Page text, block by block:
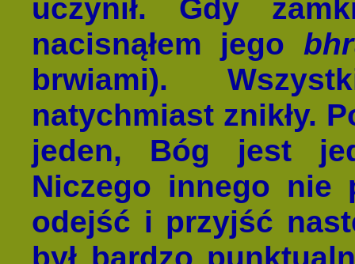
uczynił. Gdy
nacisnąłem jego
brwiami).
natychmiast znikły.
jeden, Bóg jest
Niczego innego nie
odejść i przyjść